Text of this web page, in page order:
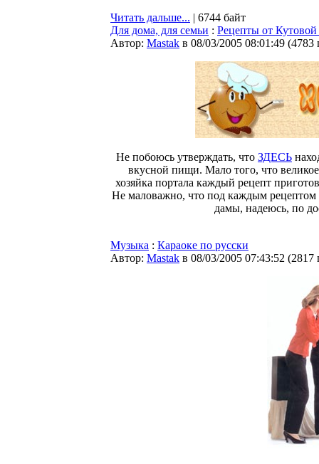
Читать дальше... | 6744 байт
Для дома, для семьи : Рецепты от
Автор: Мastak в 08/03/2005 08:01:49 (4783
Не побоюсь утверждать, что ЗДЕСЬ
вкусной пищи. Мало того, что
хозяйка портала каждый рецепт
Не маловажно, что под каждым
дамы, надеюсь, по
Музыка : Караоке по русски
Автор: Мastak в 08/03/2005 07:43:52 (2817